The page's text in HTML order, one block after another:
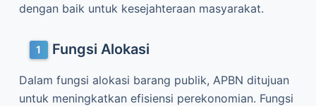
dengan baik untuk kesejahteraan masyarakat.
Fungsi Alokasi
Dalam fungsi alokasi barang publik, APBN ditujuan
untuk meningkatkan efisiensi perekonomian. Fungsi